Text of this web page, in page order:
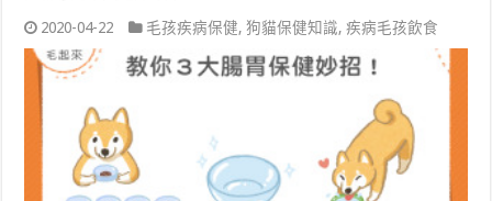
2020-04-22 毛孩疾病保健,狗貓保健知識,疾病毛孩飲食